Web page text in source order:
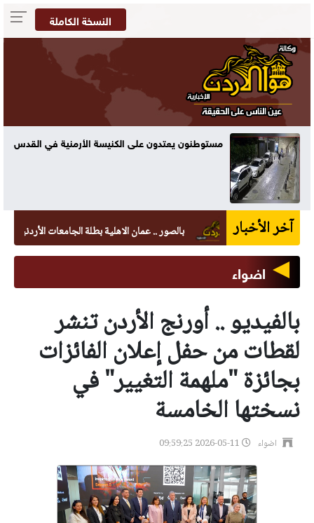
النسخة الكاملة
مستوطنون يعتدون على الكنيسة الأرمنية في القدس
آخر الأخبار بالصور .. عمان الاهلية بطلة الجامعات الأردنية في
اضواء
بالفيديو .. أورنج الأردن تنشر
لقطات من حفل إعلان الفائزات
بجائزة "ملهمة التغيير" في
نسختها الخامسة
اضواء